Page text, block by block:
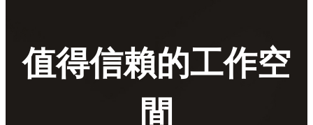
值得信賴的工作空
間